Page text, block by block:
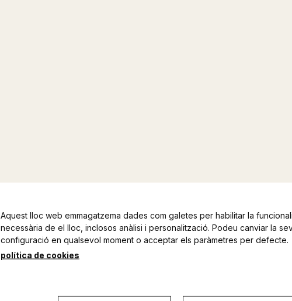
Aquest lloc web emmagatzema dades com galetes per habilitar la
necessària de el lloc, inclosos anàlisi i personalització. Podeu canviar la
configuració en qualsevol moment o acceptar els paràmetres per defecte.
política de cookies